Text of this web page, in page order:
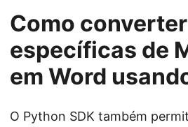
Como
específicas de
em Word
O Python SDK também